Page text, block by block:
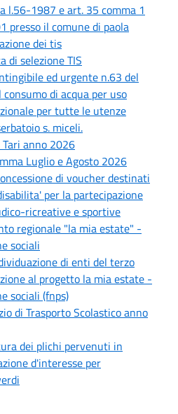
l.56-1987 e art. 35 comma 1
presso il comune di paola
dei tis
di selezione TIS
ed urgente n.63 del
di acqua per uso
per tutte le utenze
s. miceli.
anno 2026
Luglio e Agosto 2026
di voucher destinati
per la partecipazione
ricreative e sportive
regionale "la mia estate" -
sociali
di enti del terzo
al progetto la mia estate -
sociali (fnps)
di Trasporto Scolastico anno
dei plichi pervenuti in
d'interesse per